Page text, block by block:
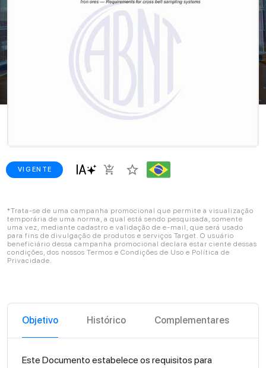
VIGENTE add_shopping_cart star_border
*Trata-se de uma campanha promocional que permite a visualização
temporária de uma norma, a qual está sendo pesquisada, somente
uma vez, mediante cadastro e validação de e-mail, que será usado
para fins de divulgação de produtos e serviços Target. O usuário
beneficiário dessa campanha promocional declara estar ciente dessas
condições, dos nossos Termos e Condições de Uso e Política de
Privacidade.
Objetivo Histórico Complementares
Este Documento estabelece os requisitos para